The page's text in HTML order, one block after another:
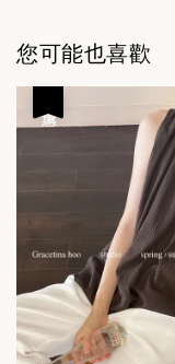
您可能也喜歡